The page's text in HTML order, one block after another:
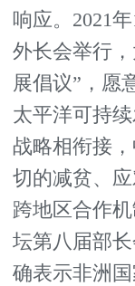
响应。2021
外长会举行
展倡议”，愿
太平洋可持
战略相衔接
切的减贫、
跨地区合作
坛第八届部
确表示非洲